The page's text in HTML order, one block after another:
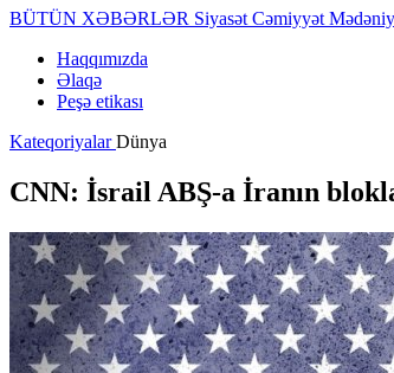
BÜTÜN XƏBƏRLƏR Siyasət Cəmiyyət
Haqqımızda
Əlaqə
Peşə etikası
KateqoriyalarDünya
CNN: İsrail ABŞ-a İranın